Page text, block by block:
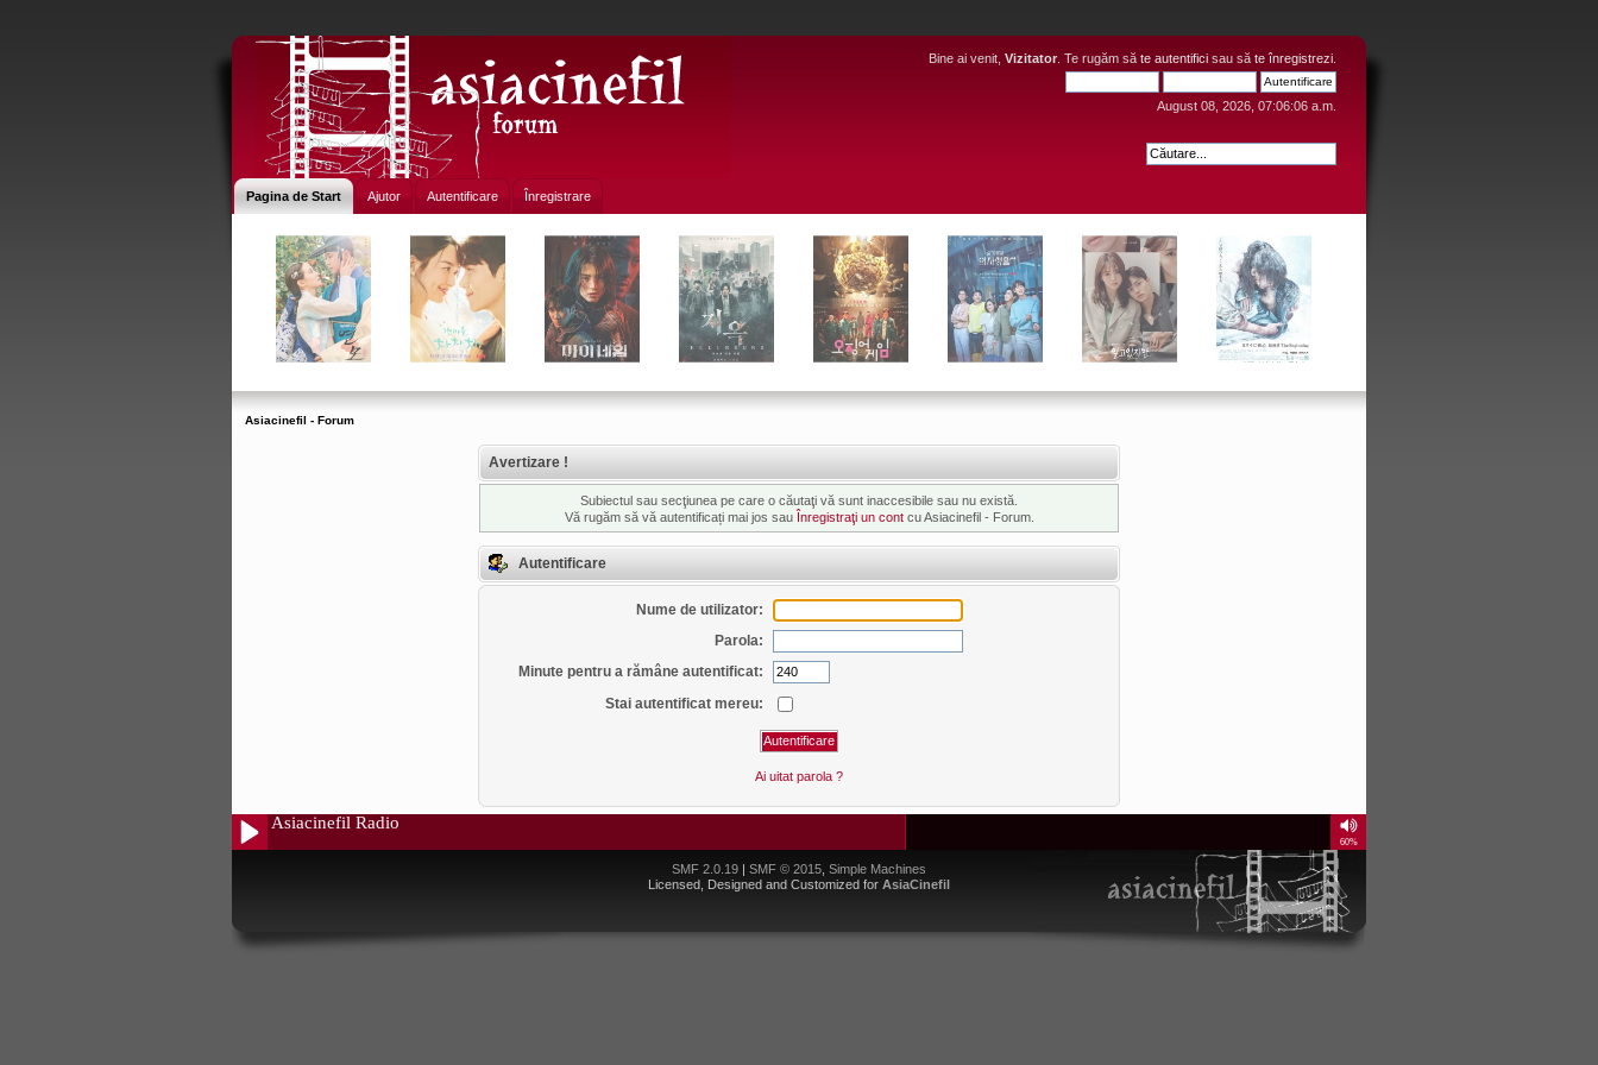
Bine ai venit, Vizitator . Te rugăm să te autentifici sau să te înregistrezi
August 08, 2026, 07:06:06 a.m.
Pagina de Start Ajutor Autentificare Înregistrare
Asiacinefil - Forum
Avertizare !
Subiectul sau secţiunea pe care o căutaţi vă sunt inaccesibile sau nu există.
Vă rugăm să vă autentificați mai jos sau Înregistraţi un contcu Asiacinefil - Forum.
Autentificare
Nume de utilizator:
Parola:
Minute pentru a rămâne autentificat:
Stai autentificat mereu:
Ai uitat parola ?
SMF 2.0.19 | SMF © 2015 Simple Machines
Licensed, Designed and Customized for AsiaCinefil